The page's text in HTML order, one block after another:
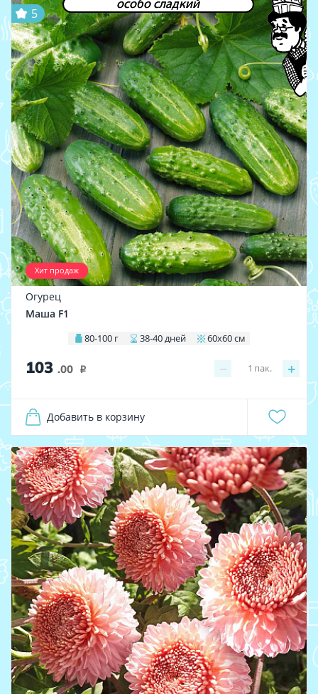
особо сладкий
Хит продаж
5
Огурец
Маша F1
80-100 г 38-40 дней 60х60 см
103 .00 i − +
1 пак.
Добавить в корзину